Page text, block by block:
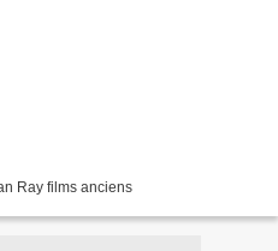
Ray films anciens